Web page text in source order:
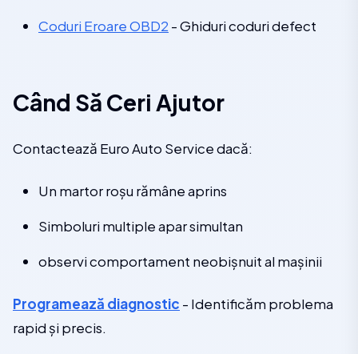
Coduri Eroare OBD2 - Ghiduri coduri defect
Când Să Ceri Ajutor
Contactează Euro Auto Service dacă:
Un martor roșu rămâne aprins
Simboluri multiple apar simultan
observi comportament neobișnuit al mașinii
Programează diagnostic - Identificăm problema
rapid și precis.